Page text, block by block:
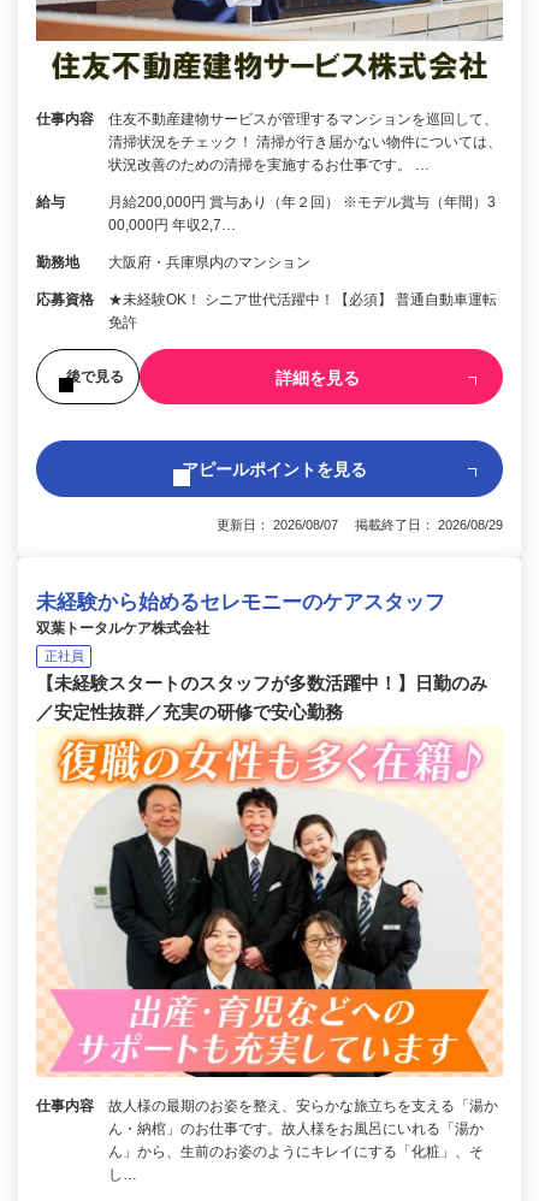
仕事内容
住友不動産建物サービスが管理するマンションを巡回して、
清掃状況をチェック！ 清掃が行き届かない物件については、
状況改善のための清掃を実施するお仕事です。 …
給与
月給200,000円 賞与あり（年２回） ※モデル賞与（年間）3
00,000円 年収2,7…
勤務地 大阪府・兵庫県内のマンション
応募資格
★未経験OK！ シニア世代活躍中！【必須】 普通自動車運転
免許
後で見る 詳細を見る
アピールポイントを見る
更新日： 2026/08/07 掲載終了日： 2026/08/29
未経験から始めるセレモニーのケアスタッフ
双葉トータルケア株式会社
正社員
【未経験スタートのスタッフが多数活躍中！】日勤のみ
／安定性抜群／充実の研修で安心勤務
仕事内容
故人様の最期のお姿を整え、安らかな旅立ちを支える「湯か
ん・納棺」のお仕事です。故人様をお風呂にいれる「湯か
ん」から、生前のお姿のようにキレイにする「化粧」、そ
し…